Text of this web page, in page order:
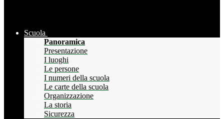
Scuola
Panoramica
Presentazione
I luoghi
Le persone
I numeri della scuola
Le carte della scuola
Organizzazione
La storia
Sicurezza